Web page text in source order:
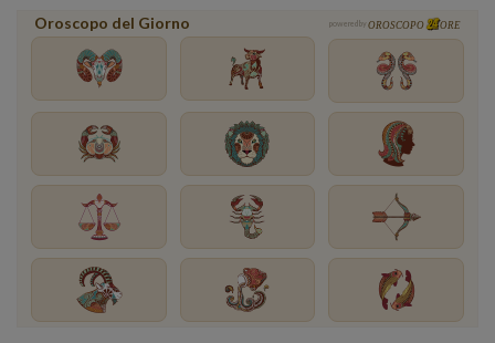
Oroscopo del Giorno powered by OROSCOPO ORE